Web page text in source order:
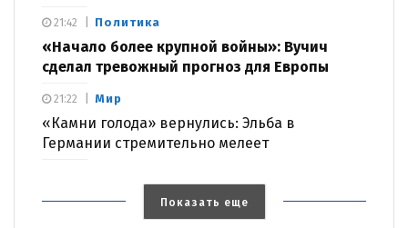
Политика
«Начало более крупной войны»: Вучич
сделал тревожный прогноз для Европы
21:42
Мир
«Камни голода» вернулись: Эльба в
Германии стремительно мелеет
21:22
Показать еще